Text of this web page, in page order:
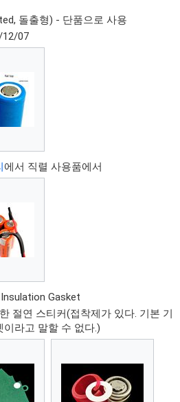
돌출형) - 단품으로 사용
12/07
에서 직렬 사용품에서
Gasket
절연 스티커(접착제가 있다. 기본 기
이라고 말할 수 없다.)